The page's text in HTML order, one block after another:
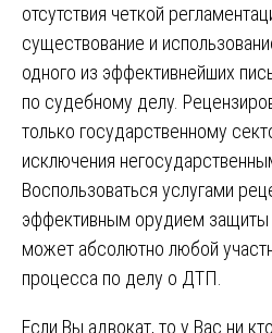
отсутствия четкой
существование и
одного из эффективнейших
по судебному делу.
только государственному
исключения
Воспользоваться услугами
эффективным орудием защиты
может абсолютно любой
процесса по делу о ДТП.
Если Вы адвокат, то у Вас ни